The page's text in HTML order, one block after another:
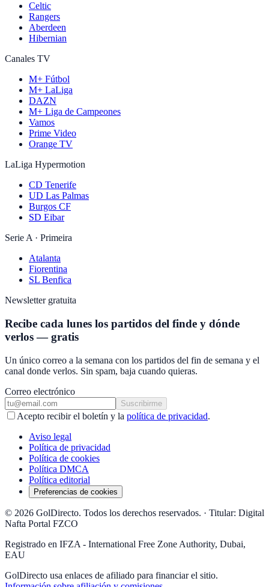
Celtic
Rangers
Aberdeen
Hibernian
Canales TV
M+ Fútbol
M+ LaLiga
DAZN
M+ Liga de Campeones
Vamos
Prime Video
Orange TV
LaLiga Hypermotion
CD Tenerife
UD Las Palmas
Burgos CF
SD Eibar
Serie A · Primeira
Atalanta
Fiorentina
SL Benfica
Newsletter gratuita
Recibe cada lunes los partidos del finde y dónde
verlos — gratis
Un único correo a la semana con los partidos del fin de semana y el
canal donde verlos. Sin spam, baja cuando quieras.
Correo electrónico
Suscribirme
Acepto recibir el boletín y la política de privacidad.
Aviso legal
Política de privacidad
Política de cookies
Política DMCA
Política editorial
Preferencias de cookies
© 2026 GolDirecto. Todos los derechos reservados. · Titular: Digital
Nafta Portal FZCO
Registrado en IFZA - International Free Zone Authority, Dubai,
EAU
GolDirecto usa enlaces de afiliado para financiar el sitio.